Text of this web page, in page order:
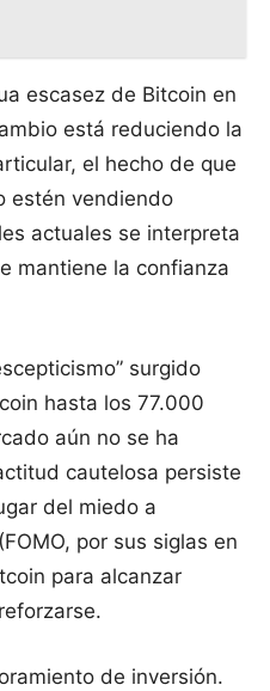
escasez de Bitcoin en
está reduciendo la
el hecho de que
estén vendiendo
actuales se interpreta
mantiene la confianza
surgido
hasta los 77.000
aún no se ha
cautelosa persiste
del miedo a
por sus siglas en
para alcanzar
de inversión.